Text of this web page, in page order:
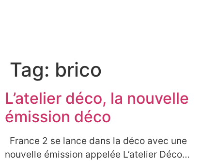
Tag: brico
L’atelier déco, la nouvelle
émission déco
France 2 se lance dans la déco avec une
nouvelle émission appelée L’atelier Déco…